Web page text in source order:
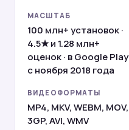
МАСШТАБ
100 млн+ установок ·
4.5★ и 1.28 млн+
оценок · в Google Play
с ноября 2018 года
ВИДЕОФОРМАТЫ
MP4, MKV, WEBM, MOV,
3GP, AVI, WMV